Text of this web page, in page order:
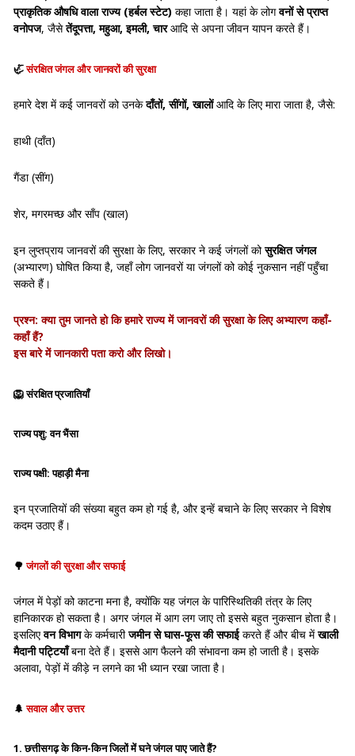
प्राकृतिक औषधि वाला राज्य (हर्बल स्टेट) कहा जाता है। यहां के लोगवनों से प्राप्त
वनोपज, जैसेतेंदूपत्ता, महुआ, इमली, चारआदि से अपना जीवन यापन करते हैं।
🦏संरक्षित जंगल और जानवरों की सुरक्षा
हमारे देश में कई जानवरों को उनकेदाँतों, सींगों, खालोंआदि के लिए मारा जाता है, जैसे:
हाथी (दाँत)
गैंडा (सींग)
शेर, मगरमच्छ और साँप (खाल)
इन लुप्तप्राय जानवरों की सुरक्षा के लिए, सरकार ने कई जंगलों कोसुरक्षित जंगल
(अभ्यारण) घोषित किया है, जहाँ लोग जानवरों या जंगलों को कोई नुकसान नहीं पहुँचा
सकते हैं।
प्रश्न:क्या तुम जानते हो किहमारे राज्यमें जानवरों की सुरक्षा के लिएअभ्यारण कहाँ-
कहाँ हैं?
इस बारे में जानकारीपता करोऔर लिखो।
🦁संरक्षित प्रजातियाँ
राज्य पशु:वन भैंसा
राज्य पक्षी:पहाड़ी मैना
इन प्रजातियों की संख्या बहुत कम हो गई है, और इन्हें बचाने के लिए सरकार ने विशेष
कदम उठाए हैं।
🌳जंगलों की सुरक्षा और सफाई
जंगल में पेड़ों को काटना मना है, क्योंकि यह जंगल के पारिस्थितिकी तंत्र के लिए
हानिकारक हो सकता है। अगर जंगल में आग लग जाए तो इससे बहुत नुकसान होता है।
इसलिएवन विभागके कर्मचारीजमीन से घास-फूस की सफाईकरते हैं और बीच मेंखाली
मैदानी पट्टियाँबना देते हैं। इससे आग फैलने की संभावना कम हो जाती है। इसके
अलावा, पेड़ों में कीड़े न लगने का भी ध्यान रखा जाता है।
🌲सवाल और उत्तर
1. छत्तीसगढ़ के किन-किन जिलों में घने जंगल पाए जाते हैं?